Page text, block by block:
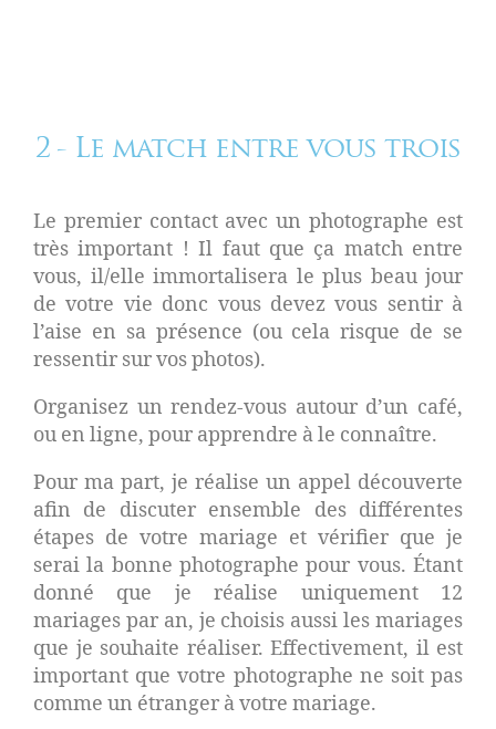
2 - Le match entre vous trois
Le premier contact avec un photographe est
très important ! Il faut que ça match entre
vous, il/elle immortalisera le plus beau jour
de votre vie donc vous devez vous sentir à
l’aise en sa présence (ou cela risque de se
ressentir sur vos photos).
Organisez un rendez-vous autour d’un café,
ou en ligne, pour apprendre à le connaître.
Pour ma part, je réalise un appel découverte
afin de discuter ensemble des différentes
étapes de votre mariage et vérifier que je
serai la bonne photographe pour vous. Étant
donné que je réalise uniquement 12
mariages par an, je choisis aussi les mariages
que je souhaite réaliser. Effectivement, il est
important que votre photographe ne soit pas
comme un étranger à votre mariage.